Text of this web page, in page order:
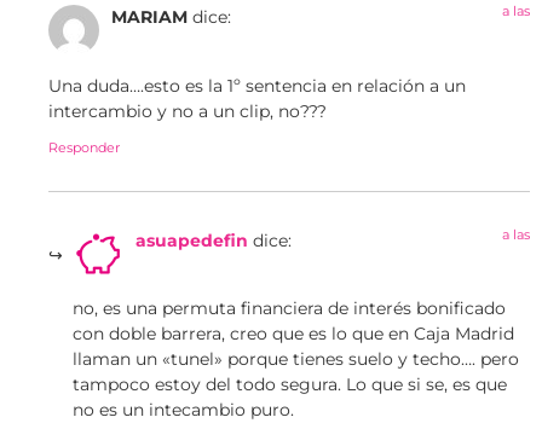
MARIAM dice: a las
Una duda….esto es la 1º sentencia en relación a un
intercambio y no a un clip, no???
Responder
asuapedefin dice: a las
no, es una permuta financiera de interés bonificado
con doble barrera, creo que es lo que en Caja Madrid
llaman un «tunel» porque tienes suelo y techo…. pero
tampoco estoy del todo segura. Lo que si se, es que
no es un intecambio puro.